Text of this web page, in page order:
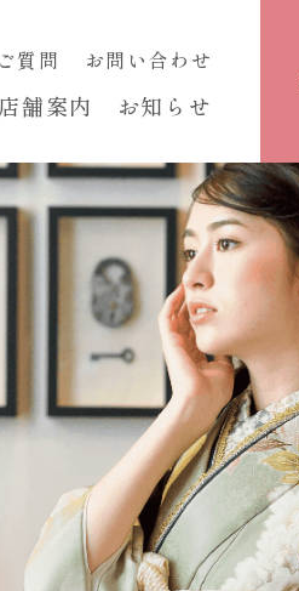
店舗案内 お知らせ
質問 お問い合わせ